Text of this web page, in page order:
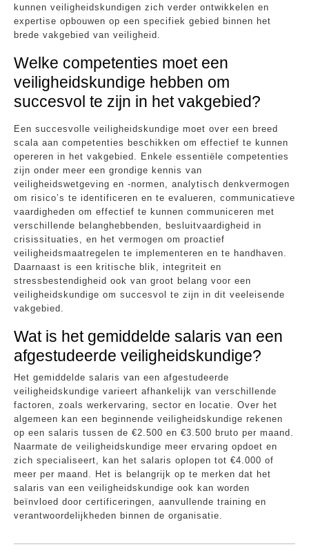
kunnen veiligheidskundigen zich verder ontwikkelen en
expertise opbouwen op een specifiek gebied binnen het
brede vakgebied van veiligheid.
Welke competenties moet een
veiligheidskundige hebben om
succesvol te zijn in het vakgebied?
Een succesvolle veiligheidskundige moet over een breed
scala aan competenties beschikken om effectief te kunnen
opereren in het vakgebied. Enkele essentiële competenties
zijn onder meer een grondige kennis van
veiligheidswetgeving en -normen, analytisch denkvermogen
om risico’s te identificeren en te evalueren, communicatieve
vaardigheden om effectief te kunnen communiceren met
verschillende belanghebbenden, besluitvaardigheid in
crisissituaties, en het vermogen om proactief
veiligheidsmaatregelen te implementeren en te handhaven.
Daarnaast is een kritische blik, integriteit en
stressbestendigheid ook van groot belang voor een
veiligheidskundige om succesvol te zijn in dit veeleisende
vakgebied.
Wat is het gemiddelde salaris van een
afgestudeerde veiligheidskundige?
Het gemiddelde salaris van een afgestudeerde
veiligheidskundige varieert afhankelijk van verschillende
factoren, zoals werkervaring, sector en locatie. Over het
algemeen kan een beginnende veiligheidskundige rekenen
op een salaris tussen de €2.500 en €3.500 bruto per maand.
Naarmate de veiligheidskundige meer ervaring opdoet en
zich specialiseert, kan het salaris oplopen tot €4.000 of
meer per maand. Het is belangrijk op te merken dat het
salaris van een veiligheidskundige ook kan worden
beïnvloed door certificeringen, aanvullende training en
verantwoordelijkheden binnen de organisatie.